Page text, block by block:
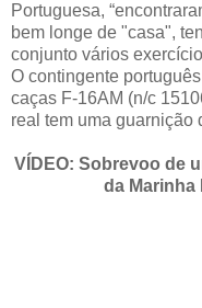
Portuguesa,
bem longe de "casa",
conjunto vários
O contingente
caças F-16AM (n/c
real tem uma guarnição
VÍDEO: Sobrevoo de
da Marinha